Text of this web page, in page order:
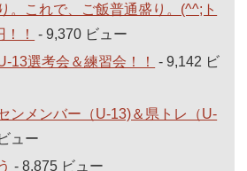
。これで、ご飯普通盛り。(^^;ト
！
- 9,370 ビュー
13選考会＆練習会！！
- 9,142 ビ
ンメンバー（U-13)＆県トレ（U-
ュー
- 8,875 ビュー